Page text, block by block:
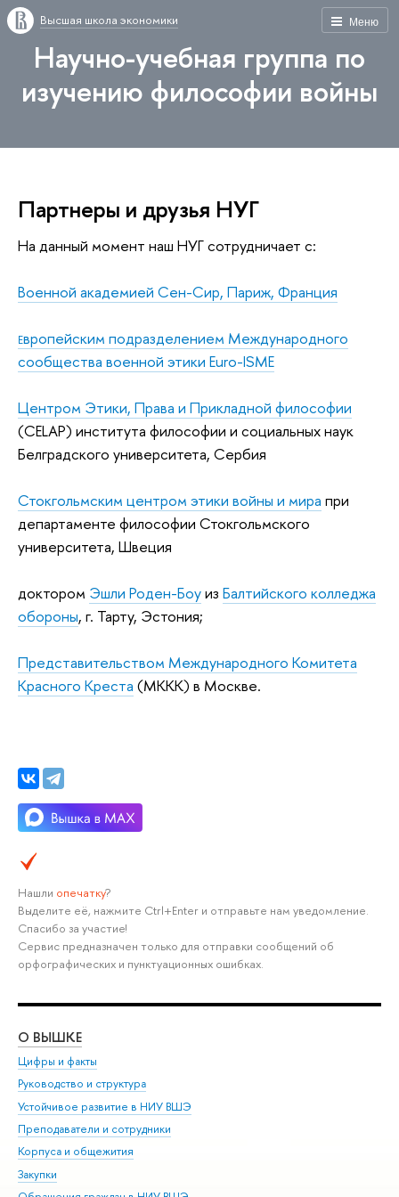
Меню
Высшая школа экономики
Научно-учебная группа по
изучению философии войны
Партнеры и друзья НУГ
На данный момент наш НУГ сотрудничает с:
Военной академией Сен-Сир, Париж, Франция
Европейским подразделением Международного
сообщества военной этики Euro-ISME
Центром Этики, Права и Прикладной философии
(CELAP) института философии и социальных наук
Белградского университета, Сербия
Стокгольмским центром этики войны и мира при
департаменте философии Стокгольмского
университета, Швеция
доктором Эшли Роден-Боуиз Балтийского колледжа
обороны, г. Тарту, Эстония;
Представительством Международного Комитета
Красного Креста (МККК) в Москве.
Нашли опечатку?
Выделите её, нажмите Ctrl+Enter и отправьте нам уведомление.
Спасибо за участие!
Сервис предназначен только для отправки сообщений об
орфографических и пунктуационных ошибках.
О ВЫШКЕ
Цифры и факты
Руководство и структура
Устойчивое развитие в НИУ ВШЭ
Преподаватели и сотрудники
Корпуса и общежития
Закупки